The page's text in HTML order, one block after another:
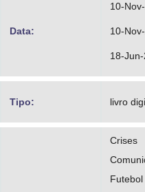
Data:
10-
10-
18-
Tipo: livro
Crises
Futebol